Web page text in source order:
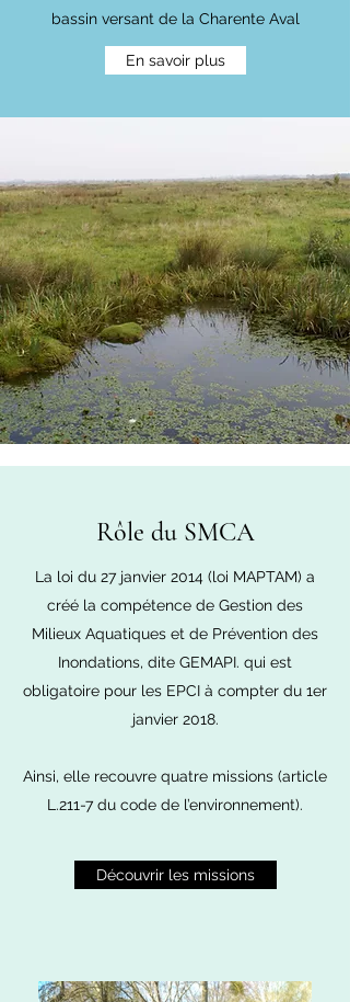
bassin versant de la Charente Aval
En savoir plus
Rôle du SMCA
La loi du 27 janvier 2014 (loi MAPTAM) a
créé la compétence de Gestion des
Milieux Aquatiques et de Prévention des
Inondations, dite GEMAPI. qui est
obligatoire pour les EPCI à compter du 1er
janvier 2018.
Ainsi, elle recouvre quatre missions (article
L.211-7 du code de l’environnement).
Découvrir les missions